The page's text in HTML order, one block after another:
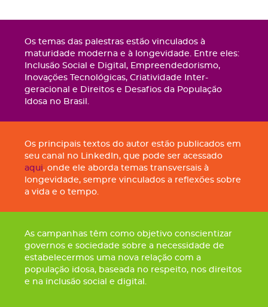
Os temas das palestras estão vinculados à
maturidade moderna e à longevidade. Entre eles:
Inclusão Social e Digital, Empreendedorismo,
Inovações Tecnológicas, Criatividade Inter-
geracional e Direitos e Desafios da População
Idosa no Brasil.
Os principais textos do autor estão publicados em
seu canal no LinkedIn, que pode ser acessado
aqui, onde ele aborda temas transversais à
longevidade, sempre vinculados a reflexões sobre
a vida e o tempo.
As campanhas têm como objetivo conscientizar
governos e sociedade sobre a necessidade de
estabelecermos uma nova relação com a
população idosa, baseada no respeito, nos direitos
e na inclusão social e digital.